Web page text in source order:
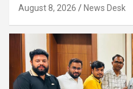
August 8, 2026 News Desk